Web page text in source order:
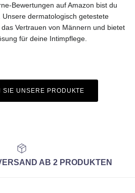
Bewertungen auf Amazon bist du
dermatologisch getestete
Vertrauen von Männern und bietet
für deine Intimpflege.
SIE UNSERE PRODUKTE
AB 2 PRODUKTEN